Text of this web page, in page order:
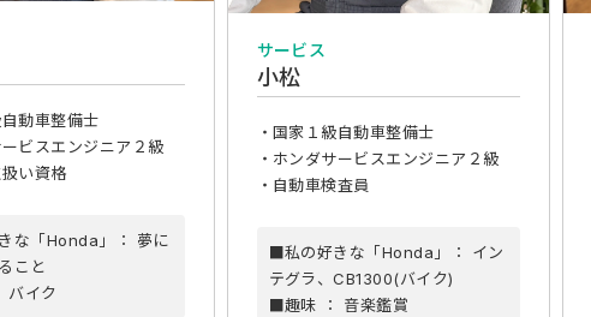
動車整備士
ビスエンジニア２級
い資格
な「Honda」： 夢に
こと
イク
サービス
小松
・国家１級自動車整備士
・ホンダサービスエンジニア２級
・自動車検査員
■私の好きな「Honda」： イン
テグラ、CB1300(バイク)
■趣味 ： 音楽鑑賞